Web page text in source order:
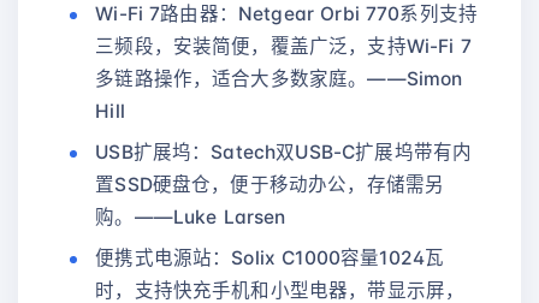
Wi-Fi 7路由器：Netgear Orbi 770系列支持
三频段，安装简便，覆盖广泛，支持Wi-Fi 7
多链路操作，适合大多数家庭。——Simon
Hill
USB扩展坞：Satech双USB-C扩展坞带有内
置SSD硬盘仓，便于移动办公，存储需另
购。——Luke Larsen
便携式电源站：Solix C1000容量1024瓦
时，支持快充手机和小型电器，带显示屏，